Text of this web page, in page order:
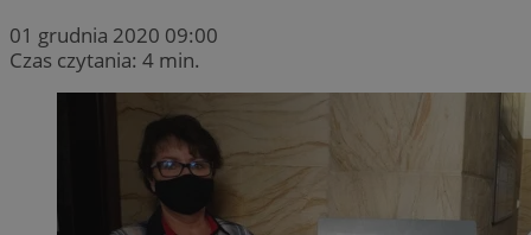
01 grudnia 2020 09:00
Czas czytania: 4 min.